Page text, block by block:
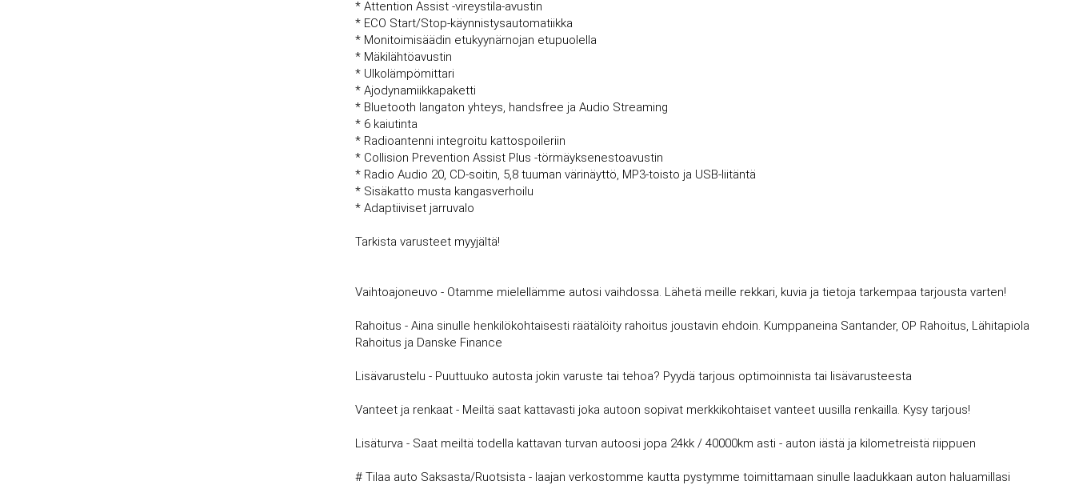
* Attention Assist -vireystila-avustin
* ECO Start/Stop-käynnistysautomatiikka
* Monitoimisäädin etukyynärnojan etupuolella
* Mäkilähtöavustin
* Ulkolämpömittari
* Ajodynamiikkapaketti
* Bluetooth langaton yhteys, handsfree ja Audio Streaming
* 6 kaiutinta
* Radioantenni integroitu kattospoileriin
* Collision Prevention Assist Plus -törmäyksenestoavustin
* Radio Audio 20, CD-soitin, 5,8 tuuman värinäyttö, MP3-toisto ja USB-liitäntä
* Sisäkatto musta kangasverhoilu
* Adaptiiviset jarruvalo
Tarkista varusteet myyjältä!
Vaihtoajoneuvo - Otamme mielellämme autosi vaihdossa. Lähetä meille rekkari, kuvia ja tietoja tarkempaa tarjousta varten!
Rahoitus - Aina sinulle henkilökohtaisesti räätälöity rahoitus joustavin ehdoin. Kumppaneina Santander, OP Rahoitus, Lähitapiola
Rahoitus ja Danske Finance
Lisävarustelu - Puuttuuko autosta jokin varuste tai tehoa? Pyydä tarjous optimoinnista tai lisävarusteesta
Vanteet ja renkaat - Meiltä saat kattavasti joka autoon sopivat merkkikohtaiset vanteet uusilla renkailla. Kysy tarjous!
Lisäturva - Saat meiltä todella kattavan turvan autoosi jopa 24kk / 40000km asti - auton iästä ja kilometreistä riippuen
# Tilaa auto Saksasta/Ruotsista - laajan verkostomme kautta pystymme toimittamaan sinulle laadukkaan auton haluamillasi